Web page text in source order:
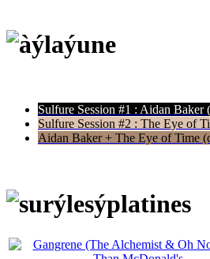
Sulfure Session #1 : Aidan Baker
Sulfure Session #2 : The Eye of
Aidan Baker + The Eye of Time